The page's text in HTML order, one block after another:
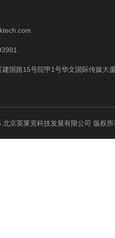
国路15号院甲1号华文国际传媒大
北京英莱克科技发展有限公司 版